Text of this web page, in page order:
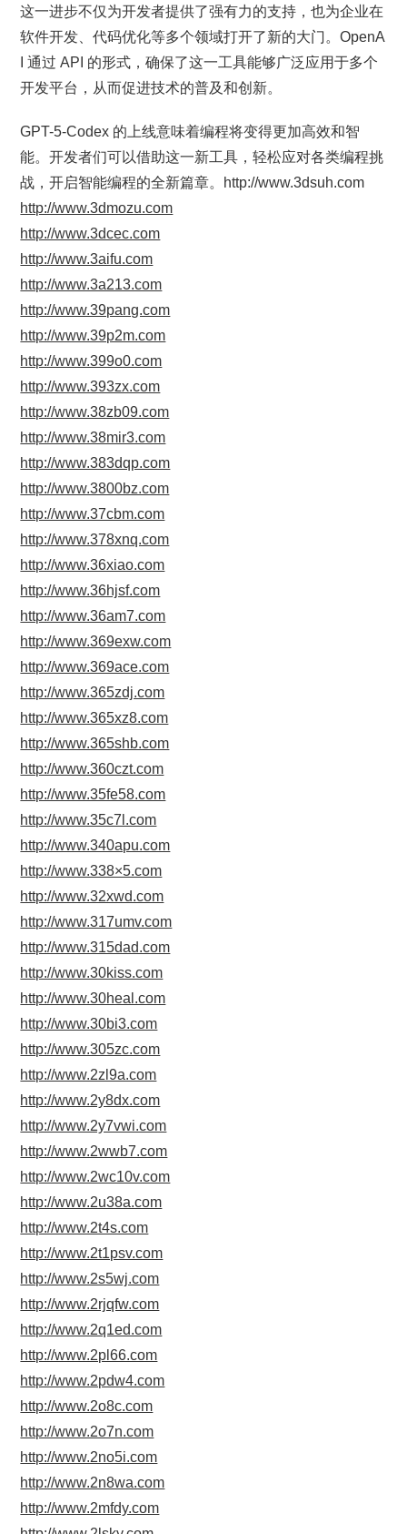
这一进步不仅为开发者提供了强有力的支持，也为企业在
软件开发、代码优化等多个领域打开了新的大门。OpenA
I 通过 API 的形式，确保了这一工具能够广泛应用于多个
开发平台，从而促进技术的普及和创新。
GPT-5-Codex 的上线意味着编程将变得更加高效和智
能。开发者们可以借助这一新工具，轻松应对各类编程挑
战，开启智能编程的全新篇章。http://www.3dsuh.com
http://www.3dmozu.com
http://www.3dcec.com
http://www.3aifu.com
http://www.3a213.com
http://www.39pang.com
http://www.39p2m.com
http://www.399o0.com
http://www.393zx.com
http://www.38zb09.com
http://www.38mir3.com
http://www.383dqp.com
http://www.3800bz.com
http://www.37cbm.com
http://www.378xnq.com
http://www.36xiao.com
http://www.36hjsf.com
http://www.36am7.com
http://www.369exw.com
http://www.369ace.com
http://www.365zdj.com
http://www.365xz8.com
http://www.365shb.com
http://www.360czt.com
http://www.35fe58.com
http://www.35c7l.com
http://www.340apu.com
http://www.338×5.com
http://www.32xwd.com
http://www.317umv.com
http://www.315dad.com
http://www.30kiss.com
http://www.30heal.com
http://www.30bi3.com
http://www.305zc.com
http://www.2zl9a.com
http://www.2y8dx.com
http://www.2y7vwi.com
http://www.2wwb7.com
http://www.2wc10v.com
http://www.2u38a.com
http://www.2t4s.com
http://www.2t1psv.com
http://www.2s5wj.com
http://www.2rjqfw.com
http://www.2q1ed.com
http://www.2pl66.com
http://www.2pdw4.com
http://www.2o8c.com
http://www.2o7n.com
http://www.2no5i.com
http://www.2n8wa.com
http://www.2mfdy.com